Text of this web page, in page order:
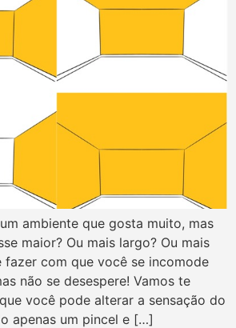
ambiente que gosta muito, mas
maior? Ou mais largo? Ou mais
fazer com que você se incomode
não se desespere! Vamos te
você pode alterar a sensação do
apenas um pincel e […]